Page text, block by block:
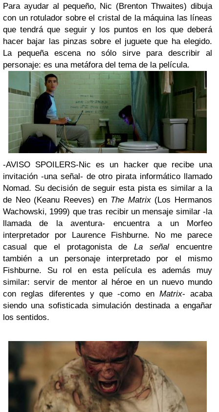
Para ayudar al pequeño, Nic (Brenton Thwaites) dibuja
con un rotulador sobre el cristal de la máquina las líneas
que tendrá que seguir y los puntos en los que deberá
hacer bajar las pinzas sobre el juguete que ha elegido.
La pequeña escena no sólo sirve para describir al
personaje: es una metáfora del tema de la película.
-AVISO SPOILERS-Nic es un hacker que recibe una
invitación -una señal- de otro pirata informático llamado
Nomad. Su decisión de seguir esta pista es similar a la
de Neo (Keanu Reeves) en The Matrix (Los Hermanos
Wachowski, 1999) que tras recibir un mensaje similar -la
llamada de la aventura- encuentra a un Morfeo
interpretador por Laurence Fishburne. No me parece
casual que el protagonista deLa señal encuentre
también a un personaje interpretado por el mismo
Fishburne. Su rol en esta película es además muy
similar: servir de mentor al héroe en un nuevo mundo
con reglas diferentes y que -como en Matrix- acaba
siendo una sofisticada simulación destinada a engañar
los sentidos.